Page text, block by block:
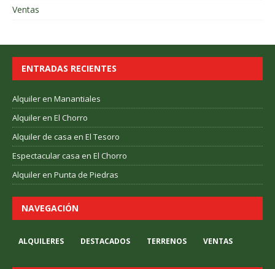
Ventas
ENTRADAS RECIENTES
Alquiler en Manantiales
Alquiler en El Chorro
Alquiler de casa en El Tesoro
Espectacular casa en El Chorro
Alquiler en Punta de Piedras
NAVEGACIÓN
ALQUILERES DESTACADOS TERRENOS VENTAS